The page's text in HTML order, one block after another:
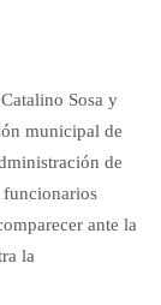
Sosa y
municipal de
de
funcionarios
ante la
la